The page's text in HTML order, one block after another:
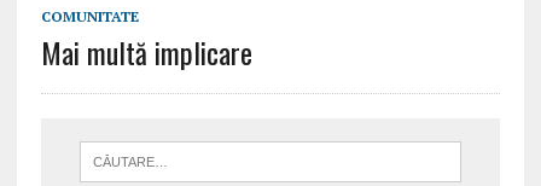
COMUNITATE
Mai multă implicare